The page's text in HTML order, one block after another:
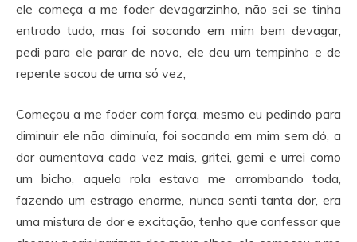
ele começa a me foder devagarzinho, não sei se tinha
entrado tudo, mas foi socando em mim bem devagar,
pedi para ele parar de novo, ele deu um tempinho e de
repente socou de uma só vez,
Começou a me foder com força, mesmo eu pedindo para
diminuir ele não diminuía, foi socando em mim sem dó, a
dor aumentava cada vez mais, gritei, gemi e urrei como
um bicho, aquela rola estava me arrombando toda,
fazendo um estrago enorme, nunca senti tanta dor, era
uma mistura de dor e excitação, tenho que confessar que